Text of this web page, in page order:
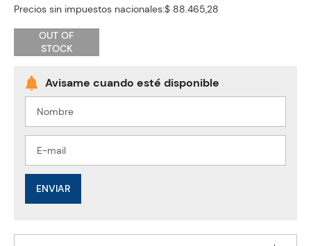
Precios sin impuestos nacionales:$ 88.465,28
OUT OF
STOCK
ENVIAR